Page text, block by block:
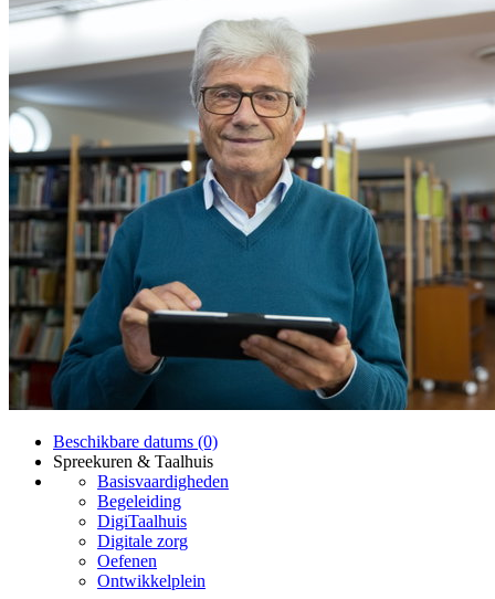
Beschikbare datums (0)
Spreekuren & Taalhuis
Basisvaardigheden
Begeleiding
DigiTaalhuis
Digitale zorg
Oefenen
Ontwikkelplein